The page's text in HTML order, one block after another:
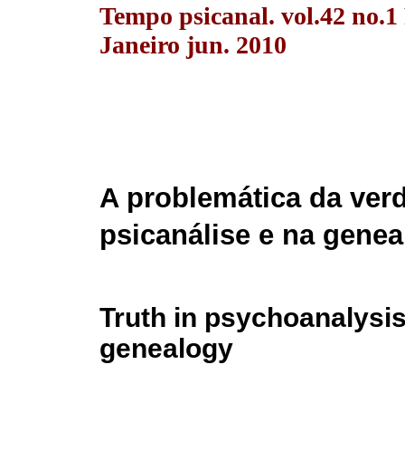
Tempo psicanal. vol.42 no.1
Janeiro jun. 2010
A problemática da
psicanálise e na
Truth in
genealogy